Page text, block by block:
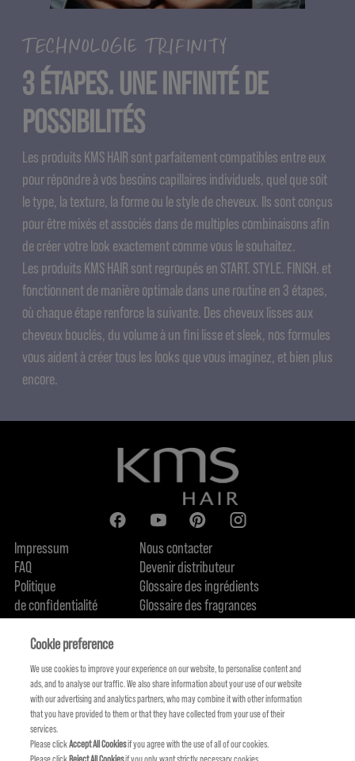
TECHNOLOGIE TRIFINITY
3 ÉTAPES. UNE INFINITÉ DE
POSSIBILITÉS
Les produits KMS HAIR sont parfaitement compatibles entre eux
pour répondre à vos besoins capillaires individuels, quel que soit
le type, la texture, la forme ou le style de cheveux. Ils sont conçus
pour être mixés et associés dans de multiples combinaisons afin
de créer votre look exactement comme vous le souhaitez.
Les produits KMS HAIR sont regroupés en START. STYLE. FINISH. et
fonctionnent de manière optimale dans une routine en 3 étapes,
où chaque étape renforce la suivante. Des cheveux lisses aux
cheveux bouclés, du volume à un fini lisse et sleek, nos formules
vous aident à créer tous les looks que vous imaginez, et bien plus
encore.
Impressum
FAQ
Politique
de confidentialité
Politique de cookie
Qui sommes-nous
Nous contacter
Devenir distributeur
Glossaire des ingrédients
Glossaire des fragrances
Engagement en terme de durabilité
Cookie preference
We use cookies to improve your experience on our website, to personalise content and
ads, and to analyse our traffic. We also share information about your use of our website
with our advertising and analytics partners, who may combine it with other information
that you have provided to them or that they have collected from your use of their
services.
Please clickAccept All Cookiesif you agree with the use of all of our cookies.